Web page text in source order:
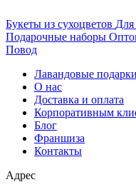
Букеты из сухоцветов Для
Подарочные наборы
Повод
Лавандовые
О нас
Доставка и оплата
Корпоративным
Блог
Франшиза
Контакты
Адрес